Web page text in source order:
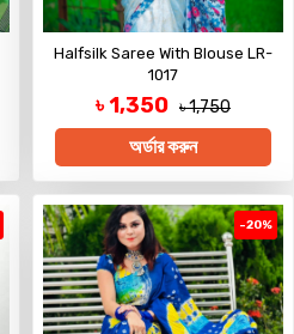
Halfsilk Saree With Blouse LR-
1017
৳ 1,350 ৳ 1,750
অর্ডার করুন
-20%